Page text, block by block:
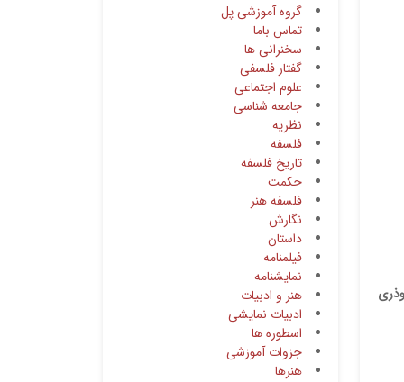
گروه آموزشی پل
تماس باما
سخنرانی ها
گفتار فلسفی
علوم اجتماعی
جامعه شناسی
نظریه
فلسفه
تاریخ فلسفه
حکمت
فلسفه هنر
نگارش
داستان
فیلمنامه
نمایشنامه
هنر و ادبیات
ادبیات نمایشی
اسطوره ها
جزوات آموزشی
هنرها